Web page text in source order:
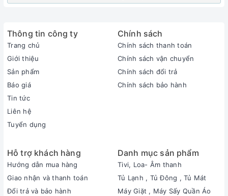
Thông tin công ty
Trang chủ
Giới thiệu
Sản phẩm
Báo giá
Tin tức
Liên hệ
Tuyển dụng
Chính sách
Chính sách thanh toán
Chính sách vận chuyển
Chính sách đổi trả
Chính sách bảo hành
Hỗ trợ khách hàng
Hướng dẫn mua hàng
Giao nhận và thanh toán
Đổi trả và bảo hành
Danh mục sản phẩm
Tivi, Loa- Âm thanh
Tủ Lạnh , Tủ Đông , Tủ Mát
Máy Giặt , Máy Sấy Quần Áo